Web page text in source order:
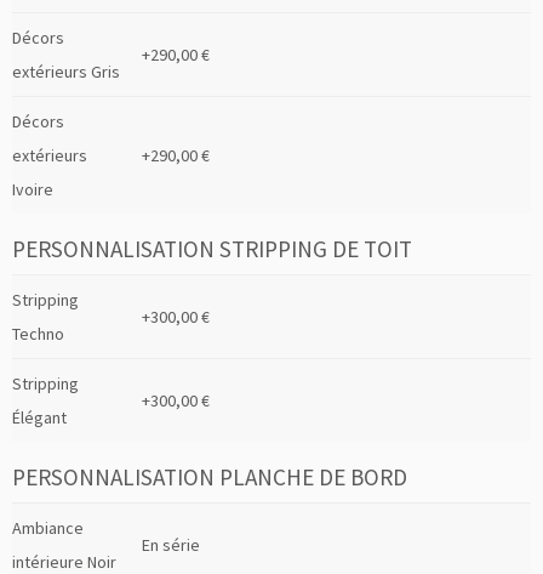
Décors
extérieurs Gris
+290,00 €
Décors
extérieurs
Ivoire
+290,00 €
PERSONNALISATION STRIPPING DE TOIT
Stripping
Techno
+300,00 €
Stripping
Élégant
+300,00 €
PERSONNALISATION PLANCHE DE BORD
Ambiance
intérieure Noir
En série